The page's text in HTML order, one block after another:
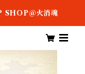
＠火消魂